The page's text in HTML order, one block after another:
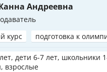
Андреевна
курс
подготовка к
дети 6-7 лет, школьники
взрослые